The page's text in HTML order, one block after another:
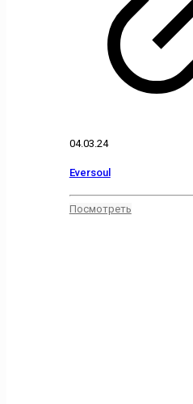
04.03.24
Eversoul
Посмотреть